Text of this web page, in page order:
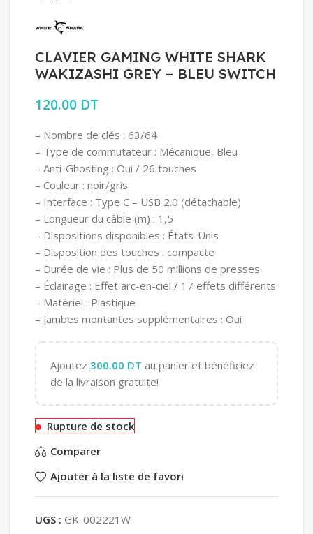
CLAVIER GAMING WHITE SHARK
WAKIZASHI GREY – BLEU SWITCH
120.00 DT
– Nombre de clés : 63/64
– Type de commutateur : Mécanique, Bleu
– Anti-Ghosting : Oui / 26 touches
– Couleur : noir/gris
– Interface : Type C – USB 2.0 (détachable)
– Longueur du câble (m) : 1,5
– Dispositions disponibles : États-Unis
– Disposition des touches : compacte
– Durée de vie : Plus de 50 millions de presses
– Éclairage : Effet arc-en-ciel / 17 effets différents
– Matériel : Plastique
– Jambes montantes supplémentaires : Oui
Ajoutez 300.00 DT au panier et bénéficiez
de la livraison gratuite!
Rupture de stock
Comparer
Ajouter à la liste de favori
UGS : GK-002221W